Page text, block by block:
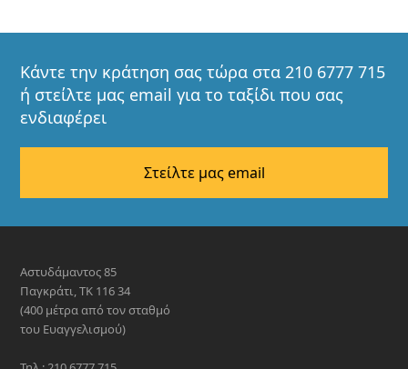
Κάντε την κράτηση σας τώρα στα 210 6777 715
ή στείλτε μας email για το ταξίδι που σας
ενδιαφέρει
Στείλτε μας email
Αστυδάμαντος 85
Παγκράτι, ΤΚ 116 34
(400 μέτρα από τον σταθμό
του Ευαγγελισμού)